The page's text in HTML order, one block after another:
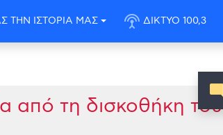
ΤΗΝ ΙΣΤΟΡΙΑ ΜΑΣ settings_input_antenna ΔΙΚΤΥΟ 100,3
από τη δισκοθήκη του
mode_comment